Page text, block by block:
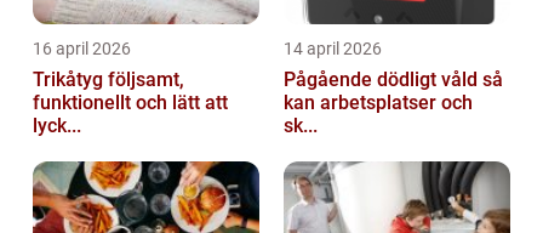
16 april 2026
Trikåtyg följsamt,
funktionellt och lätt att
lyck...
14 april 2026
Pågående dödligt våld så
kan arbetsplatser och
sk...